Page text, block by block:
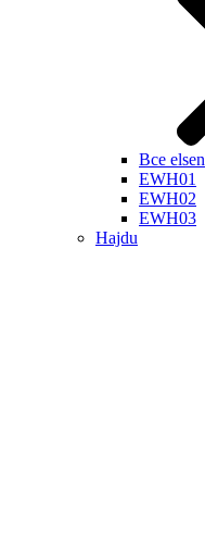
Все elsen
EWH01
EWH02
EWH03
Hajdu